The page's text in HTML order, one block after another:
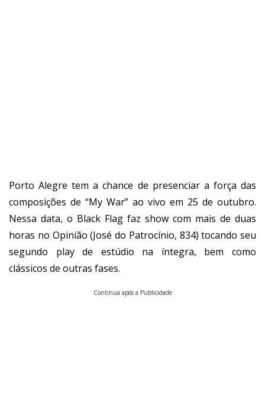
Porto Alegre tem a chance de presenciar a força das
composições de “My War” ao vivo em 25 de outubro.
Nessa data, o Black Flag faz show com mais de duas
horas no Opinião (José do Patrocínio, 834) tocando seu
segundo play de estúdio na íntegra, bem como
clássicos de outras fases.
Continua após a Publicidade